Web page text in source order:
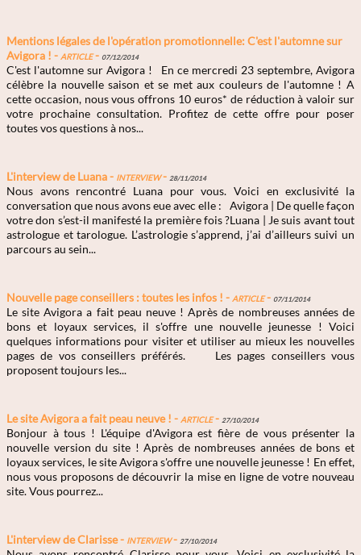
Mentions légales de l'opération promotionnelle: C'est l'automne sur
Avigora ! -Article- 07/12/2014
C'est l'automne sur Avigora ! En ce mercredi 23 septembre, Avigora
célèbre la nouvelle saison et se met aux couleurs de l'automne ! A
cette occasion, nous vous offrons 10 euros* de réduction à valoir sur
votre prochaine consultation. Profitez de cette offre pour poser
toutes vos questions à nos...
L'interview de Luana - Interview- 28/11/2014
Nous avons rencontré Luana pour vous. Voici en exclusivité la
conversation que nous avons eue avec elle : Avigora | De quelle façon
votre don s’est-il manifesté la première fois ?Luana | Je suis avant tout
astrologue et tarologue. L’astrologie s’apprend, j’ai d’ailleurs suivi un
parcours au sein...
Nouvelle page conseillers : toutes les infos ! -Article- 07/11/2014
Le site Avigora a fait peau neuve ! Après de nombreuses années de
bons et loyaux services, il s'offre une nouvelle jeunesse ! Voici
quelques informations pour visiter et utiliser au mieux les nouvelles
pages de vos conseillers préférés. Les pages conseillers vous
proposent toujours les...
Le site Avigora a fait peau neuve ! -Article- 27/10/2014
Bonjour à tous ! L'équipe d'Avigora est fière de vous présenter la
nouvelle version du site ! Après de nombreuses années de bons et
loyaux services, le site Avigora s'offre une nouvelle jeunesse ! En effet,
nous vous proposons de découvrir la mise en ligne de votre nouveau
site. Vous pourrez...
L'interview de Clarisse - Interview- 27/10/2014